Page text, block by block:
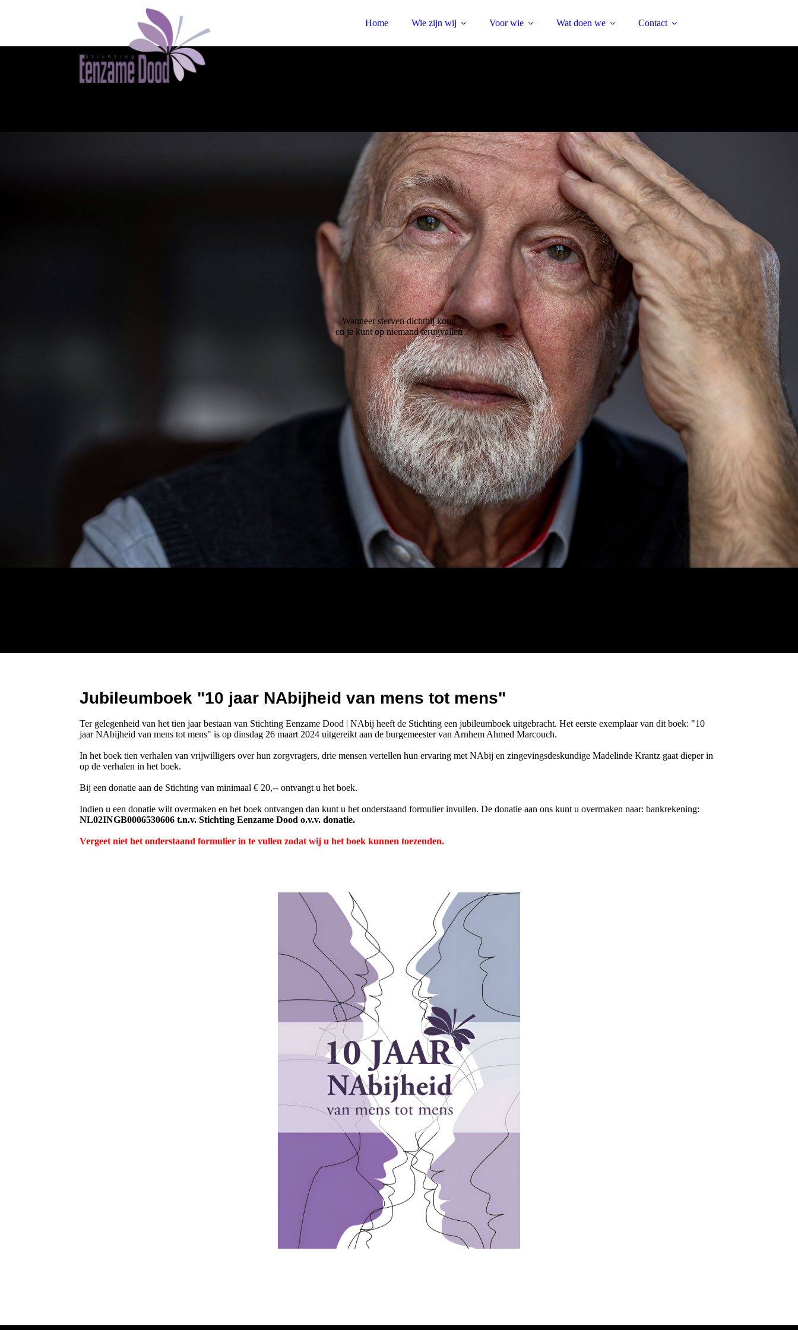
Home Wie zijn wij Voor wie Wat doen we Contact
Wanneer sterven dichtbij komt
en je kunt op niemand terugvallen
Jubileumboek "10 jaar NAbijheid van mens tot mens"
Ter gelegenheid van het tien jaar bestaan van Stichting Eenzame Dood | NAbij heeft de Stichting een jubileumboek uitgebracht. Het eerste exemplaar van dit boek: "10
jaar NAbijheid van mens tot mens" is op dinsdag 26 maart 2024 uitgereikt aan de burgemeester van Arnhem Ahmed Marcouch.
In het boek tien verhalen van vrijwilligers over hun zorgvragers, drie mensen vertellen hun ervaring met NAbij en zingevingsdeskundige Madelinde Krantz gaat dieper in
op de verhalen in het boek.
Bij een donatie aan de Stichting van minimaal € 20,-- ontvangt u het boek.
Indien u een donatie wilt overmaken en het boek ontvangen dan kunt u het onderstaand formulier invullen. De donatie aan ons kunt u overmaken naar: bankrekening:
NL02INGB0006530606 t.n.v. Stichting Eenzame Dood o.v.v. donatie.
Vergeet niet het onderstaand formulier in te vullen zodat wij u het boek kunnen toezenden.